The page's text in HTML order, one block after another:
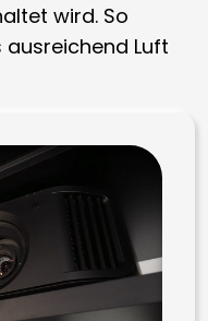
wird. So
Luft